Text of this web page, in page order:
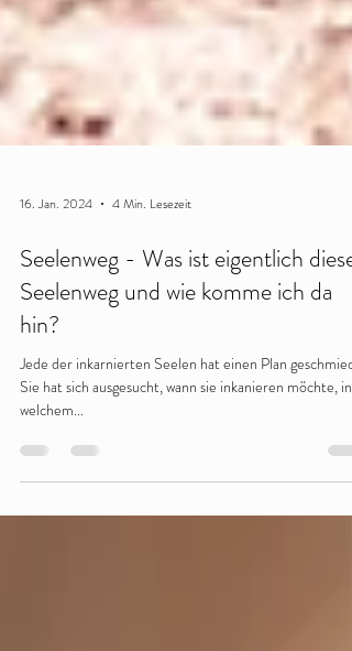
4 Min. Lesezeit
Seelenweg - Was ist eigentlich dieser
Seelenweg und wie komme ich da
hin?
Sie hat sich ausgesucht, wann sie inkanieren möchte, in
welchem...